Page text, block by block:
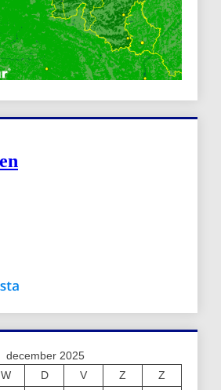
december 2025
W D V Z
Z